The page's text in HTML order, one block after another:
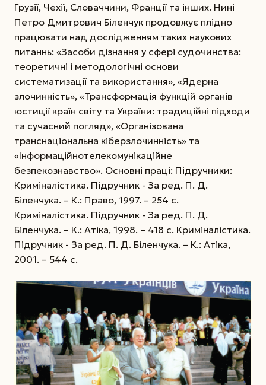
Грузії, Чехії, Словаччини, Франції та інших. Нині
Петро Дмитрович Біленчук продовжує плідно
працювати над дослідженням таких наукових
питаннь: «Засоби дізнання у сфері судочинства:
теоретичні і методологічні основи
систематизації та використання», «Ядерна
злочинність», «Трансформація функцій органів
юстиції країн світу та України: традиційні підходи
та сучасний погляд», «Організована
транснаціональна кіберзлочинність» та
«Інформаційно­телекомунікаційне
безпекознавство». Основні праці: Підручники:
Криміналістика. Підручник - За ред. П. Д.
Біленчука. – К.: Право, 1997. – 254 с.
Криміналістика. Підручник - За ред. П. Д.
Біленчука. – К.: Атіка, 1998. – 418 с. Криміналістика.
Підручник - За ред. П. Д. Біленчука. – К.: Атіка,
2001. – 544 с.